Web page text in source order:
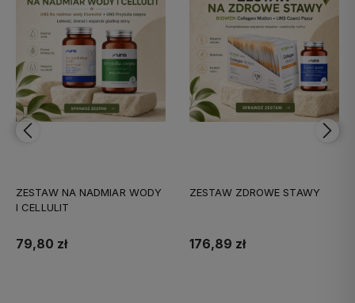
ZESTAW NA NADMIAR WODY
I CELLULIT
79,80 zł
ZESTAW ZDROWE STAWY
176,89 zł